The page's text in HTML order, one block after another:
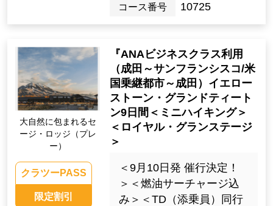
コース番号 10725
大自然に包まれるセ
ージ・ロッジ（プレ
ー）
クラツーPASS
限定割引
『ANAビジネスクラス利用
（成田～サンフランシスコ/米
国乗継都市～成田）イエロー
ストーン・グランドティート
ン9日間＜ミニハイキング＞
＜ロイヤル・グランステージ
＞
＜9月10日発 催行決定！
＞＜燃油サーチャージ込
み＞＜TD（添乗員）同行